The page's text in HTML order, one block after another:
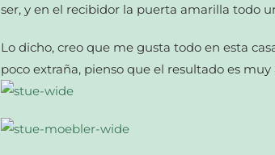
ser, y en el recibidor la puerta amarilla todo
Lo dicho, creo que me gusta todo en esta
poco extraña, pienso que el resultado es muy